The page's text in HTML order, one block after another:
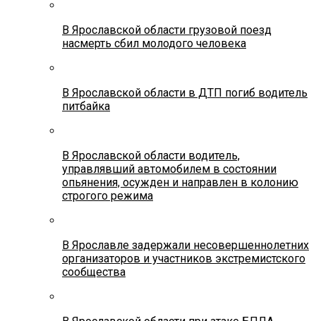
В Ярославской области грузовой поезд
насмерть сбил молодого человека
В Ярославской области в ДТП погиб водитель
питбайка
В Ярославской области водитель,
управлявший автомобилем в состоянии
опьянения, осужден и направлен в колонию
строгого режима
В Ярославле задержали несовершеннолетних
организаторов и участников экстремистского
сообщества